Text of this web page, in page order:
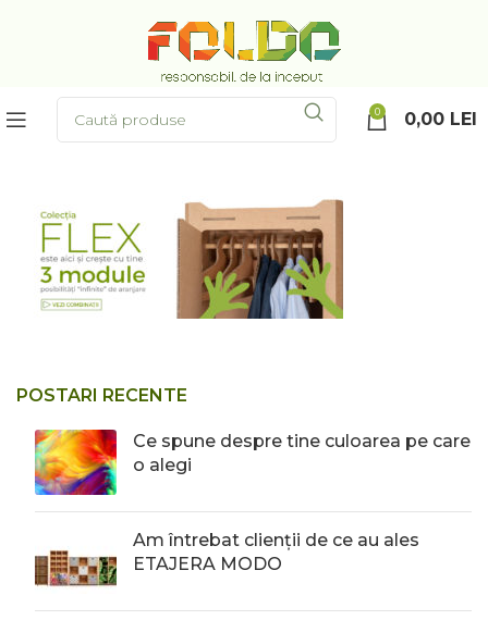
0 0,00 LEI
POSTARI RECENTE
Ce spune despre tine culoarea pe care
o alegi
Am întrebat clienții de ce au ales
ETAJERA MODO